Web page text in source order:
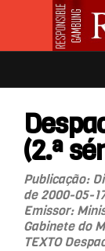
(2.ª
Publicação:
de 2000-05-
Emissor:
Gabinete do
TEXTO